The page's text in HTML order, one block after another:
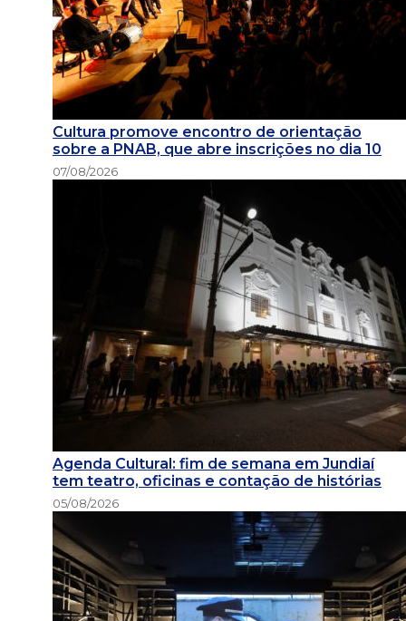
Cultura promove encontro de orientação
sobre a PNAB, que abre inscrições no dia 10
07/08/2026
Agenda Cultural: fim de semana em Jundiaí
tem teatro, oficinas e contação de histórias
05/08/2026